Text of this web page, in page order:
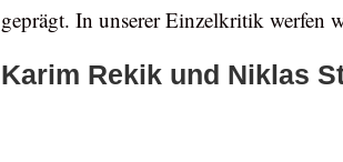
geprägt. In unserer Einzelkritik werfen
Karim Rekik und Niklas